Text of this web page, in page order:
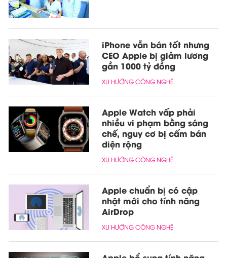
iPhone vẫn bán tốt nhưng
CEO Apple bị giảm lương
gần 1000 tỷ đồng
XU HƯỚNG CÔNG NGHỆ
Apple Watch vấp phải
nhiều vi phạm bằng sáng
chế, nguy cơ bị cấm bán
diện rộng
XU HƯỚNG CÔNG NGHỆ
Apple chuẩn bị có cập
nhật mới cho tính năng
AirDrop
XU HƯỚNG CÔNG NGHỆ